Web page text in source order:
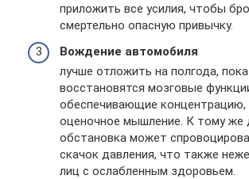
приложить все усилия, чтобы
смертельно опасную привычку.
Вождение автомобиля
лучше отложить на полгода,
восстановятся мозговые
обеспечивающие концентрацию,
оценочное мышление. К тому же
обстановка может
скачок давления, что также
лиц с ослабленным здоровьем.